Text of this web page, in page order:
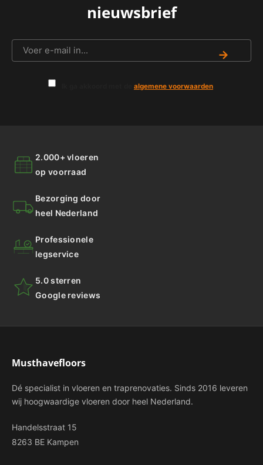
nieuwsbrief
→
algemene voorwaarden
2.000+ vloeren
op voorraad
Bezorging door
heel Nederland
Professionele
legservice
5.0 sterren
Google reviews
Musthavefloors
Dé specialist in vloeren en traprenovaties. Sinds 2016 leveren
wij hoogwaardige vloeren door heel Nederland.
Handelsstraat 15
8263 BE Kampen